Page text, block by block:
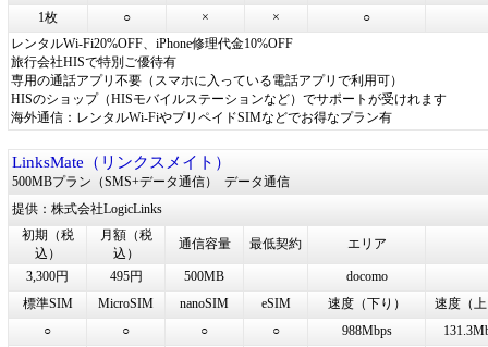
1枚
○ × ×
○
レンタルWi-Fi20%OFF、iPhone修理代金10%OFF
旅行会社HISで特別ご優待有
専用の通話アプリ不要（スマホに入っている電話アプリで利用可）
HISのショップ（HISモバイルステーションなど）でサポートが受けれます
海外通信：レンタルWi-FiやプリペイドSIMなどでお得なプラン有
LinksMate（リンクスメイト）
500MBプラン（SMS+データ通信） データ通信
提供：株式会社LogicLinks
初期（税
込）
月額（税
込）
通信容量 最低契約 エリア
3,300円 495円 500MB
docomo
標準SIM
MicroSIM nanoSIM eSIM 速度（下り）
速度（
○
○ ○ ○ 988Mbps